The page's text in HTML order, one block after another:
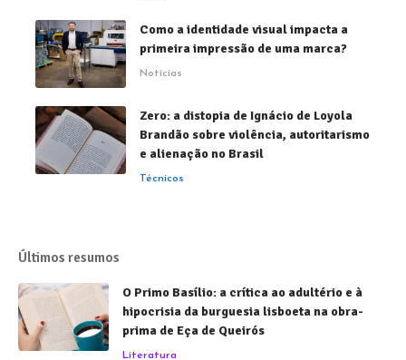
Como a identidade visual impacta a
primeira impressão de uma marca?
Notícias
Zero: a distopia de Ignácio de Loyola
Brandão sobre violência, autoritarismo
e alienação no Brasil
Técnicos
Últimos resumos
O Primo Basílio: a crítica ao adultério e à
hipocrisia da burguesia lisboeta na obra-
prima de Eça de Queirós
Literatura